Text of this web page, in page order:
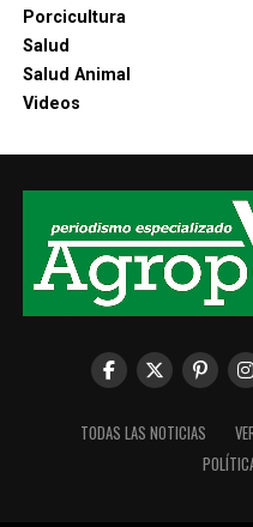
Porcicultura
Salud
Salud Animal
Videos
TODAS LAS NOTICIAS